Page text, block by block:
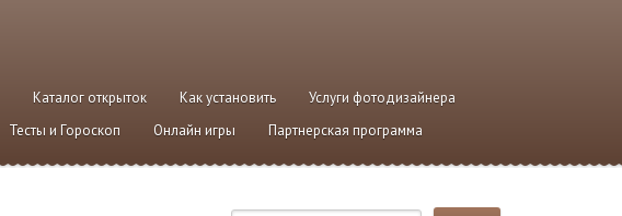
Каталог открыток Как установить
Услуги фотодизайнера
Тесты и Гороскоп Онлайн игры Партнерская программа